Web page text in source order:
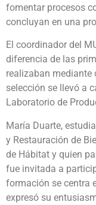
fomentar procesos
concluyan en una
El coordinador del
diferencia de las
realizaban mediante
selección se llevó a
Laboratorio de
María Duarte,
y Restauración de
de Hábitat y quien
fue invitada a
formación se centra
expresó su